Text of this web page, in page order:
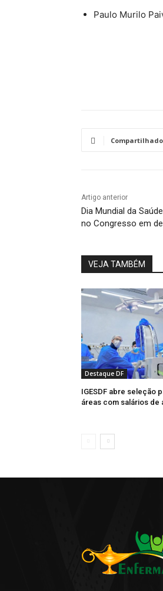
Paulo Murilo
Compartilhado
Artigo anterior
Dia Mundial da
no Congresso em
VEJA TAMBÉM
Destaque DF
IGESDF abre seleção
áreas com salários de